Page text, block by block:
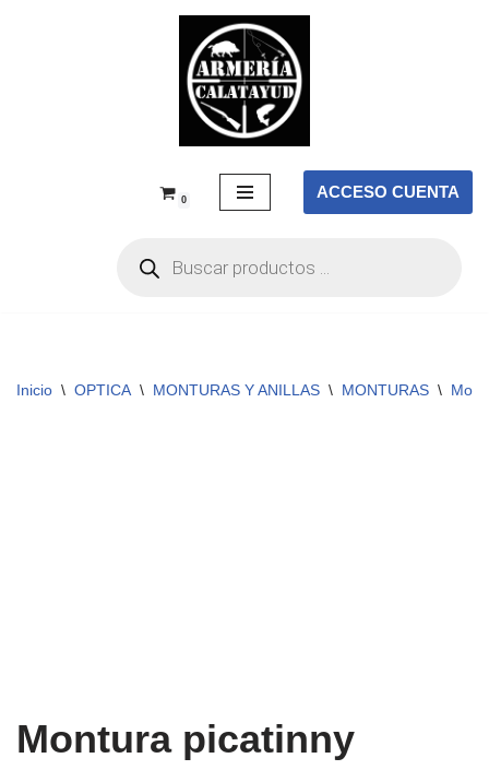
0 ACCESO CUENTA
Inicio \ OPTICA \ MONTURAS Y ANILLAS \ MONTURAS \
Montura picatinny